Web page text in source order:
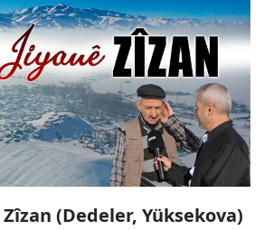
(Dedeler, Yüksekova)